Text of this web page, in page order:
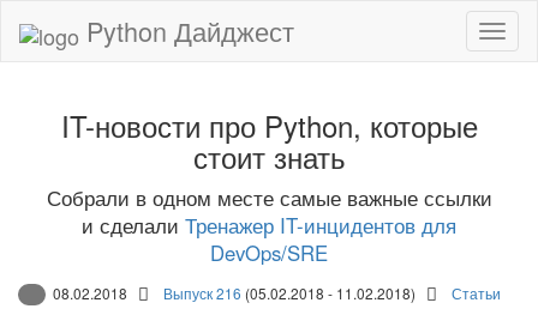
Python Дайджест
IT-новости про Python, которые
стоит знать
Собрали в одном месте самые важные ссылки
и сделали Тренажер IT-инцидентов для
DevOps/SRE
08.02.2018 Выпуск 216 (05.02.2018 - 11.02.2018) Статьи